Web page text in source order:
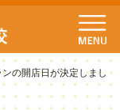
の開店日が決定しまし